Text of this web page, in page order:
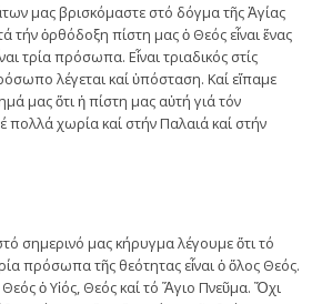
μας βρισκόμαστε στό δόγμα τῆς Ἁγίας
τήν ὀρθόδοξη πίστη μας ὁ Θεός εἶναι ἕνας
τρία πρόσωπα. Εἶναι τριαδικός στίς
λέγεται καί ὑπόσταση. Καί εἴπαμε
μας ὅτι ἡ πίστη μας αὐτή γιά τόν
πολλά χωρία καί στήν Παλαιά καί στήν
σημερινό μας κήρυγμα λέγουμε ὅτι τό
πρόσωπα τῆς θεότητας εἶναι ὁ ὅλος Θεός.
ὁ Υἱός, Θεός καί τό Ἅγιο Πνεῦμα. Ὄχι